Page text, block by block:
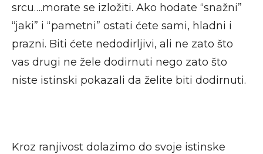
srcu….morate se izložiti. Ako hodate “snažni”
“jaki” i “pametni” ostati ćete sami, hladni i
prazni. Biti ćete nedodirljivi, ali ne zato što
vas drugi ne žele dodirnuti nego zato što
niste istinski pokazali da želite biti dodirnuti.
Kroz ranjivost dolazimo do svoje istinske